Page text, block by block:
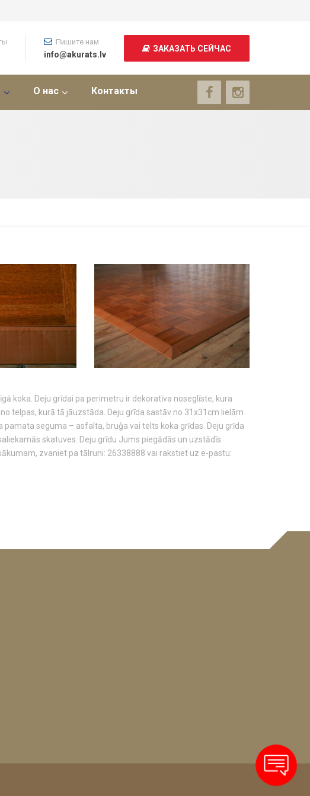
О нас Контакты
Пишите нам
info@akurats.lv
ЗАКАЗАТЬ СЕЙЧАС
koka. Deju grīdai pa perimetru ir dekoratīva noseglīste, kura
telpas, kurā tā jāuzstāda. Deju grīda sastāv no 31x31cm lielām
seguma – asfalta, bruģa vai telts koka grīdas. Deju grīda
skatuves. Deju grīdu Jums piegādās un uzstādīs
zvaniet pa tālruni: 26338888 vai rakstiet uz e-pastu: